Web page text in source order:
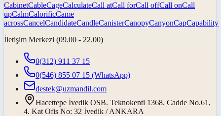
CabinetCableCageCalculateCall atCall forCall offCall onCall
upCalmCalorificCame
acrossCancelCandidateCandleCanisterCanopyCanyonCapCapability
İletişim Merkezi (09.00 - 22.00)
0(312) 911 37 15
0(546) 855 07 15 (WhatsApp)
destek@uzmandil.com
Hacettepe İvedik OSB. Teknokenti 1368. Cadde No.61,
4. Kat Ofis No: 32 İvedik / ANKARA